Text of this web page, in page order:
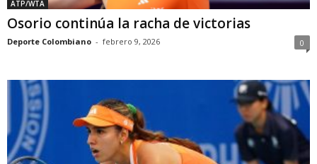
ATP/WTA
Osorio continúa la racha de victorias
Deporte Colombiano - febrero 9, 2026 0